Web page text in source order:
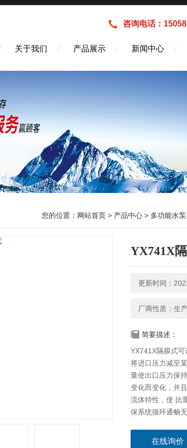
咨询电话：
关于我们 产品展示 新闻中心
您的位置： 网站首页 > 产品中心 > 多功能水
YX741X
更新时间：
厂商性质：生
简要描述：
YX741X隔膜式可
将进口压力减至
量使出口压力保
变化而变化，并
流体特性，使 比
保系统循环通畅
在线询价